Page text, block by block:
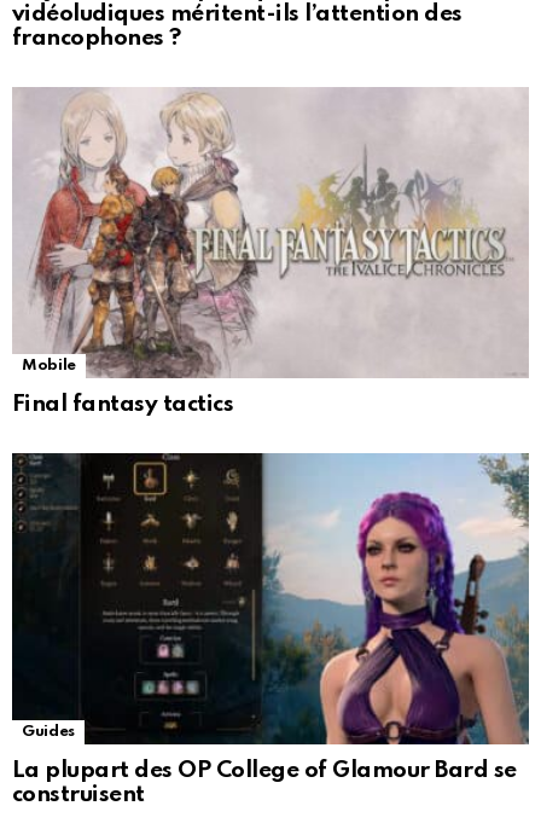
vidéoludiques méritent-ils l’attention des
francophones ?
Mobile
Final fantasy tactics
Guides
La plupart des OP College of Glamour Bard se
construisent